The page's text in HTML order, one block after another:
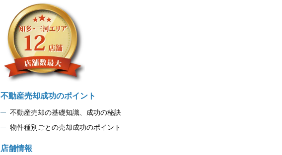
不動産売却成功のポイント
不動産売却の基礎知識、成功の秘訣
物件種別ごとの売却成功のポイント
店舗情報